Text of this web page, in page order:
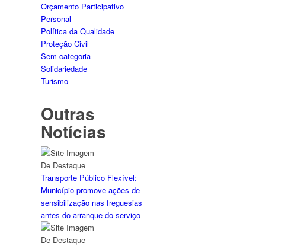
Orçamento Participativo
Personal
Política da Qualidade
Proteção Civil
Sem categoria
Solidariedade
Turismo
Outras
Notícias
Transporte Público Flexível:
Município promove ações de
sensibilização nas freguesias
antes do arranque do serviço